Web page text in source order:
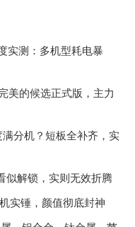
实测：多机型耗电暴
美的候选正式版，主力
分机？短板全补齐，实
似解锁，实则无效折腾
实锤，颜值彻底封神